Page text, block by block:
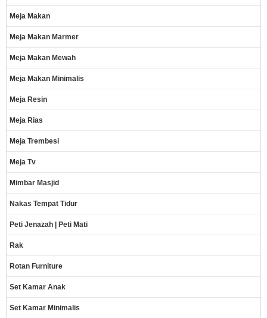
Meja Makan
Meja Makan Marmer
Meja Makan Mewah
Meja Makan Minimalis
Meja Resin
Meja Rias
Meja Trembesi
Meja Tv
Mimbar Masjid
Nakas Tempat Tidur
Peti Jenazah | Peti Mati
Rak
Rotan Furniture
Set Kamar Anak
Set Kamar Minimalis